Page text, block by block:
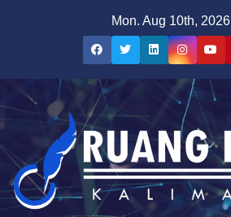
Mon. Aug 10th, 2026